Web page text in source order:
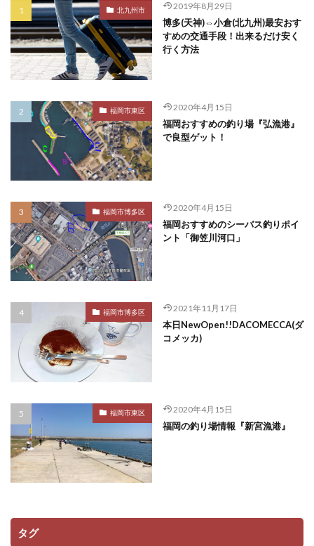
北九州市 2019年8月29日
博多(天神)⇔小倉(北九州)最安おす
すめの交通手段！出来るだけ安く
行く方法
福岡市東区 2020年4月15日
福岡おすすめの釣り場『弘漁港』
で良型ゲット！
福岡市博多区 2020年4月15日
福岡おすすめのシーバス釣りポイ
ント「御笠川河口」
福岡市博多区 2021年11月17日
本日NewOpen!!DACOMECCA(ダ
コメッカ)
福岡市東区 2020年4月15日
福岡の釣り場情報『新宮漁港』
タグ